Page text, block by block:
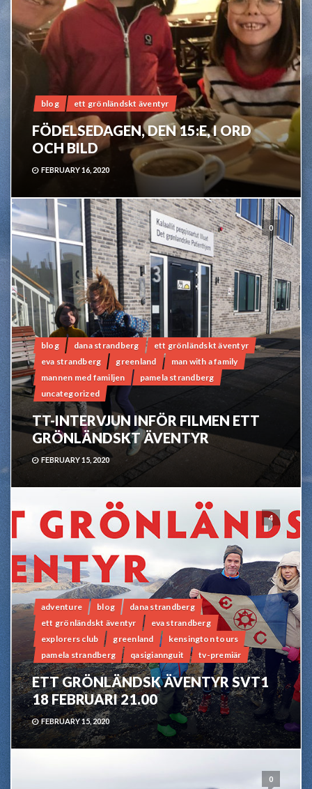
blog ett grönländskt äventyr
FÖDELSEDAGEN, DEN 15:E, I ORD
OCH BILD
FEBRUARY 16, 2020
0
blog dana strandberg
ett grönländskt äventyr
eva strandberg
greenland
man with a family
mannen med familjen
pamela strandberg
uncategorized
TT-INTERVJUN INFÖR FILMEN ETT
GRÖNLÄNDSKT ÄVENTYR
FEBRUARY 15, 2020
4
adventure blog
dana strandberg
ett grönländskt äventyr
eva strandberg
explorers club
greenland
kensington tours
pamela strandberg
qasigiannguit tv-premiär
ETT GRÖNLÄNDSK ÄVENTYR SVT1
18 FEBRUARI 21.00
FEBRUARY 15, 2020
0